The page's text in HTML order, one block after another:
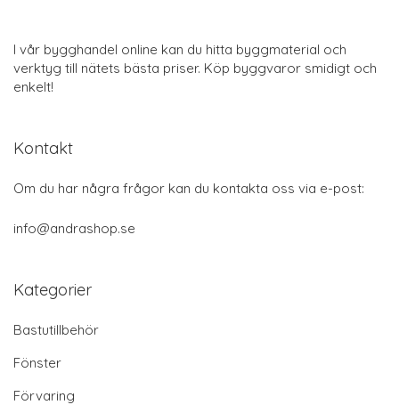
I vår bygghandel online kan du hitta byggmaterial och
verktyg till nätets bästa priser. Köp byggvaror smidigt och
enkelt!
Kontakt
Om du har några frågor kan du kontakta oss via e-post:
info@andrashop.se
Kategorier
Bastutillbehör
Fönster
Förvaring